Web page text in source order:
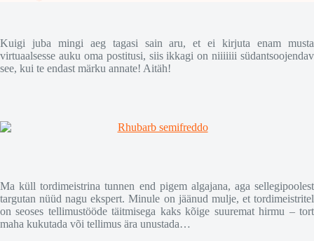
Kuigi juba mingi aeg tagasi sain aru, et ei kirjuta enam musta
virtuaalsesse auku oma postitusi, siis ikkagi on niiiiiii südantsoojendav
see, kui te endast märku annate! Aitäh!
Ma küll tordimeistrina tunnen end pigem algajana, aga sellegipoolest
targutan nüüd nagu ekspert. Minule on jäänud mulje, et tordimeistritel
on seoses tellimustööde täitmisega kaks kõige suuremat hirmu – tort
maha kukutada või tellimus ära unustada…